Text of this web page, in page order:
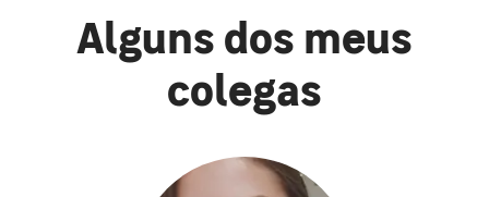
Alguns dos meus
colegas